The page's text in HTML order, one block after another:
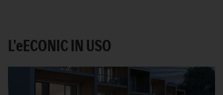
L'eECONIC IN USO